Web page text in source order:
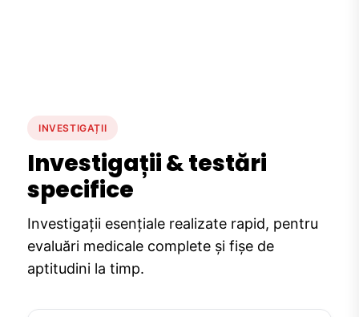
INVESTIGAȚII
Investigații & testări
specifice
Investigații esențiale realizate rapid, pentru
evaluări medicale complete și fișe de
aptitudini la timp.